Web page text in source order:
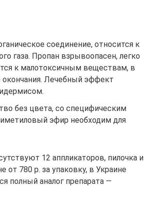
соединение, относится к
газа. Пропан взрывоопасен, легко
к малотоксичным веществам, в
Лечебный эффект
без цвета, со специфическим
эфир необходим для
12 аппликаторов, пилочка и
от 780 р. за упаковку, в Украине
полный аналог препарата —